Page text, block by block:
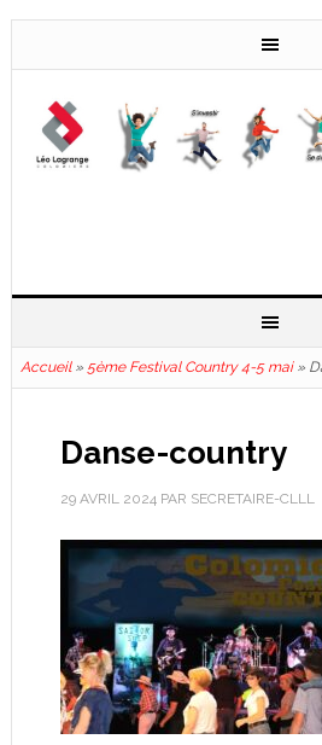
Accueil» 5ème Festival Country 4-5 mai»
Danse-country
29 AVRIL 2024PAR SECRETAIRE-CLLL